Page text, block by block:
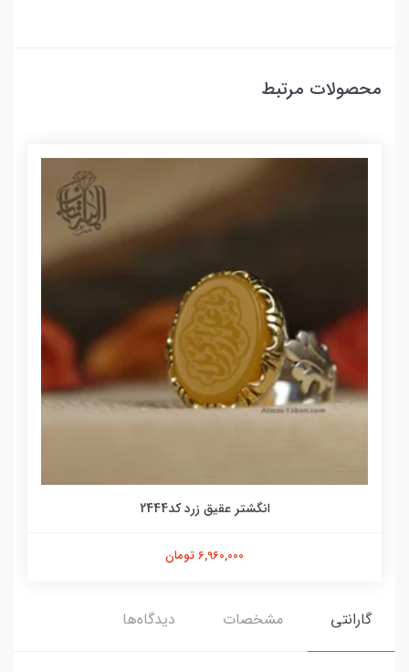
محصولات مرتبط
انگشتر عقیق زرد کد2444
6,960,000 تومان
گارانتی مشخصات دیدگاه‌ها